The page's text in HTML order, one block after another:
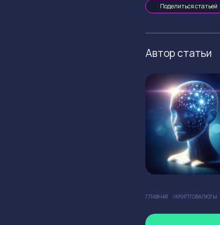
Поделиться статьей
Автор статьи
ГЛАВНАЯ КРИПТОВАЛЮТЫ